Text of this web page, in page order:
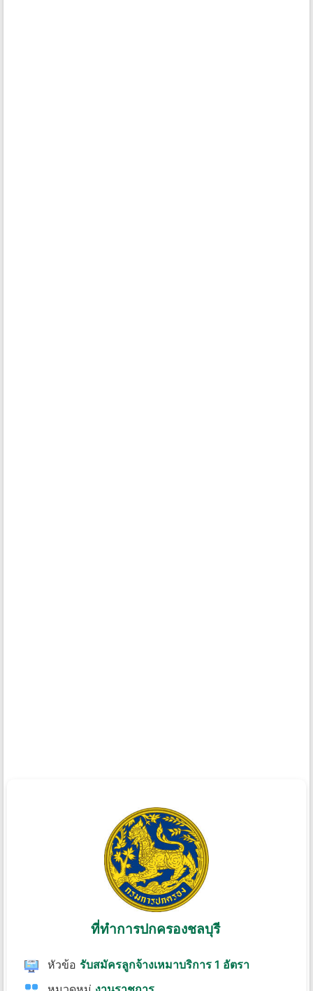
ที่ทําการปกครองชลบุรี
หัวข้อ รับสมัครลูกจ้างเหมาบริการ 1 อัตรา